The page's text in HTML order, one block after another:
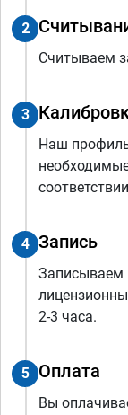
2
Считываем
3
Наш
4 Запись
2-3 часа.
5 Оплата
Вы